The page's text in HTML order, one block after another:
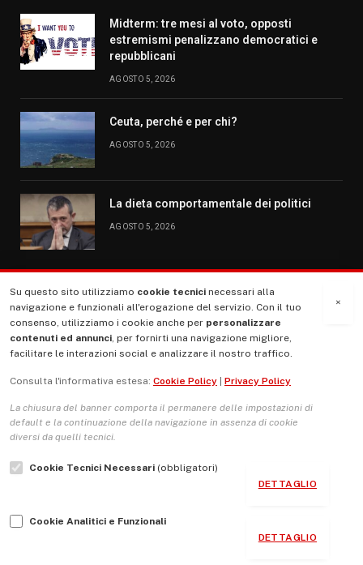
Midterm: tre mesi al voto, opposti
estremismi penalizzano democratici e
repubblicani
AGOSTO 5, 2026
Ceuta, perché e per chi?
AGOSTO 5, 2026
La dieta comportamentale dei politici
AGOSTO 5, 2026
MENU
La Nostra Storia
Le Copertine
L’Associazione
Indirizzo Socio Politico Culturale
Guida per le autrici e gli autori
×
Su questo sito utilizziamo cookie tecnici necessari alla
navigazione e funzionali all'erogazione del servizio. Con il tuo
consenso, utilizziamo i cookie anche per personalizzare
contenuti ed annunci, per fornirti una navigazione migliore,
facilitare le interazioni social e analizzare il nostro traffico.
Consulta l'informativa estesa: Cookie Policy Privacy Policy
La chiusura del banner comporta il permanere delle impostazioni di
default e la continuazione della navigazione in assenza di cookie
diversi da quelli tecnici.
Cookie Tecnici Necessari (obbligatori)
DETTAGLIO
Cookie Analitici e Funzionali
DETTAGLIO